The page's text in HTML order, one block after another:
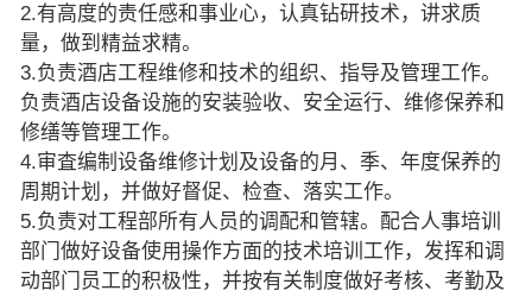
2.有高度的责任感和事业心，认真钻研技术，讲求质
量，做到精益求精。
3.负责酒店工程维修和技术的组织、指导及管理工作。
负责酒店设备设施的安装验收、安全运行、维修保养和
修缮等管理工作。
4.审査编制设备维修计划及设备的月、季、年度保养的
周期计划，并做好督促、检查、落实工作。
5.负责对工程部所有人员的调配和管辖。配合人事培训
部门做好设备使用操作方面的技术培训工作，发挥和调
动部门员工的积极性，并按有关制度做好考核、考勤及